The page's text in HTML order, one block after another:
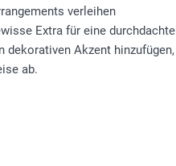
verleihen
Extra für eine durchdachte
dekorativen Akzent hinzufügen,
ab.